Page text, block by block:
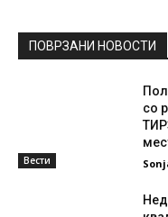
ПОВРЗАНИ НОВОСТИ
Вести
со